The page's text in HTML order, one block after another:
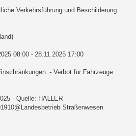
Verkehrsführung und Beschilderung.
08:00 - 28.11.2025 17:00
- Verbot für Fahrzeuge
- Quelle: HALLER
Straßenwesen